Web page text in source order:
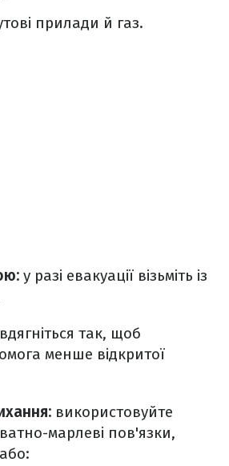
прилади й газ.
у разі евакуації візьміть із
вдягніться так, щоб
менше відкритої
використовуйте
марлеві пов'язки,